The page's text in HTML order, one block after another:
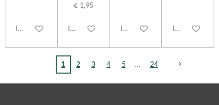
In winkelwagen
€ 1,95
In winkelwagen In winkelwagen In
1 2 3 4 5 24